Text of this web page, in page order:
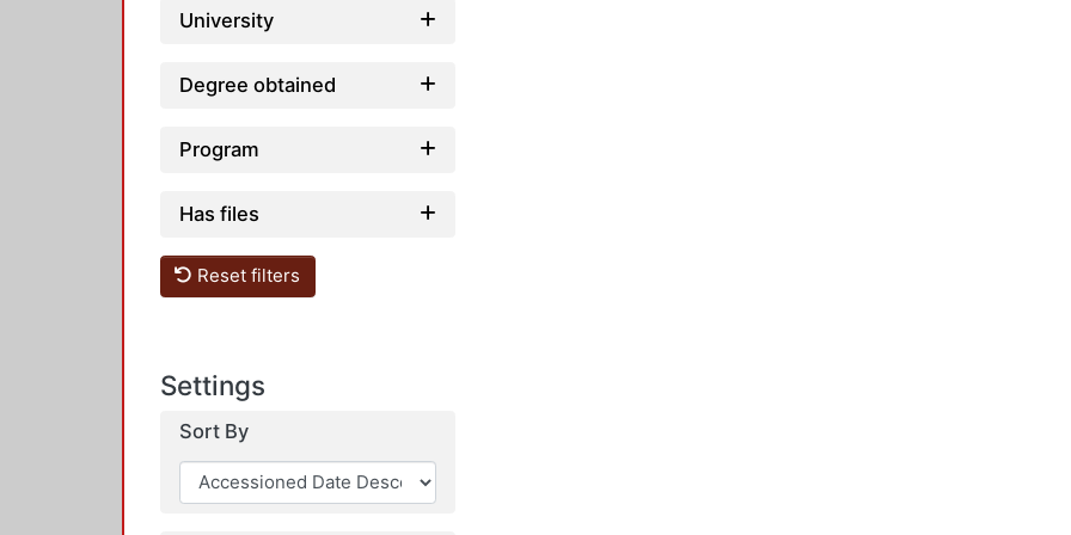
University
Degree obtained
Program
Has files
Reset filters
Settings
Sort By